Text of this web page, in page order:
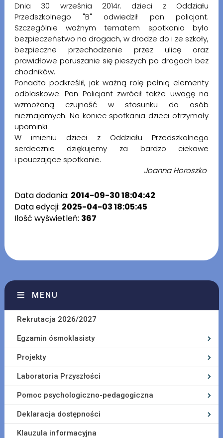
Dnia 30 września 2014r. dzieci z Oddziału
Przedszkolnego "B" odwiedził pan policjant.
Szczególnie ważnym tematem spotkania było
bezpieczeństwo na drogach, w drodze do i ze szkoły,
bezpieczne przechodzenie przez ulicę oraz
prawidłowe poruszanie się pieszych po drogach bez
chodników.
Ponadto podkreślił, jak ważną rolę pełnią elementy
odblaskowe. Pan Policjant zwrócił także uwagę na
wzmożoną czujność w stosunku do osób
nieznajomych. Na koniec spotkania dzieci otrzymały
upominki.
W imieniu dzieci z Oddziału Przedszkolnego
serdecznie dziękujemy za bardzo ciekawe
i pouczające spotkanie.
Joanna Horoszko
Data dodania: 2014-09-30 18:04:42
Data edycji: 2025-04-03 18:05:45
Ilość wyświetleń: 367
MENU
Rekrutacja 2026/2027
Egzamin ósmoklasisty
Projekty
Laboratoria Przyszłości
Pomoc psychologiczno-pedagogiczna
Deklaracja dostępności
Klauzula informacyjna